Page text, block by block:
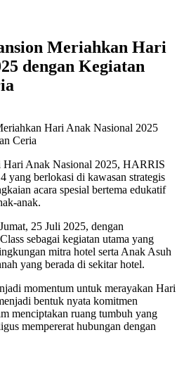
Meriahkan Hari
dengan Kegiatan
Hari Anak Nasional 2025, HARRIS
yang berlokasi di kawasan strategis
acara spesial bertema edukatif
anak.
25 Juli 2025, dengan
sebagai kegiatan utama yang
mitra hotel serta Anak Asuh
yang berada di sekitar hotel.
momentum untuk merayakan Hari
bentuk nyata komitmen
menciptakan ruang tumbuh yang
mempererat hubungan dengan